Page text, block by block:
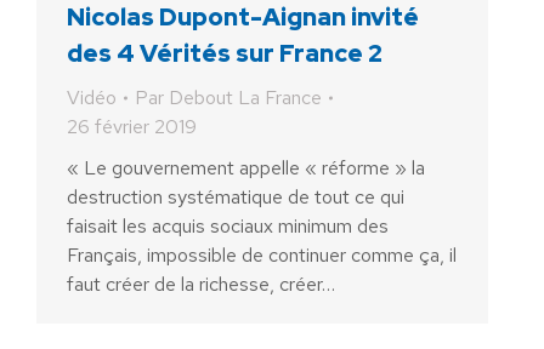
Nicolas Dupont-Aignan invité
des 4 Vérités sur France 2
Vidéo Par Debout La France
26 février 2019
« Le gouvernement appelle « réforme » la
destruction systématique de tout ce qui
faisait les acquis sociaux minimum des
Français, impossible de continuer comme ça, il
faut créer de la richesse, créer…